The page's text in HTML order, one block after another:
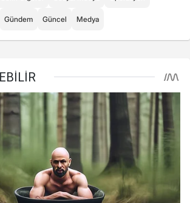
Gündem Güncel Medya